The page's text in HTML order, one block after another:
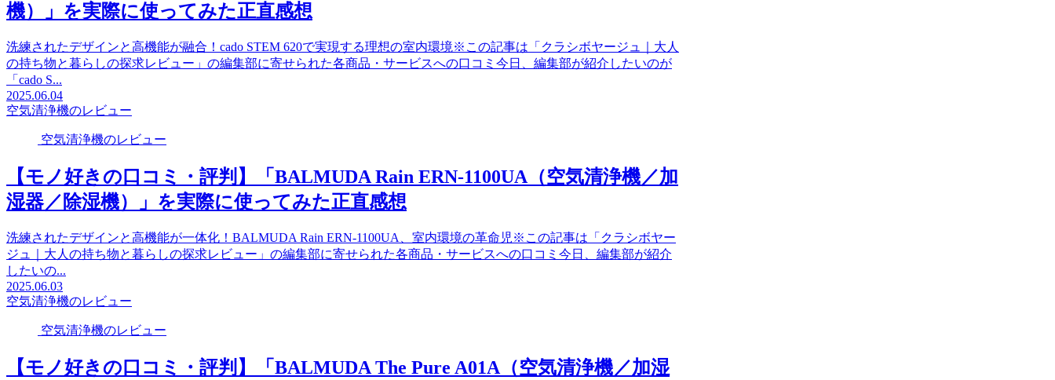
機）」を実際に使ってみた正直感想
洗練されたデザインと高機能が融合！cado STEM 620で実現する理想の室内環境※この記事は「クラシボヤージュ｜大人
の持ち物と暮らしの探求レビュー」の編集部に寄せられた各商品・サービスへの口コミ今日、編集部が紹介したいのが
「cado S...
2025.06.04
空気清浄機のレビュー
空気清浄機のレビュー
【モノ好きの口コミ・評判】「BALMUDA Rain ERN-1100UA（空気清浄機／加
湿器／除湿機）」を実際に使ってみた正直感想
洗練されたデザインと高機能が一体化！BALMUDA Rain ERN-1100UA、室内環境の革命児※この記事は「クラシボヤー
ジュ｜大人の持ち物と暮らしの探求レビュー」の編集部に寄せられた各商品・サービスへの口コミ今日、編集部が紹介
したいの...
2025.06.03
空気清浄機のレビュー
空気清浄機のレビュー
【モノ好きの口コミ・評判】「BALMUDA The Pure A01A（空気清浄機／加湿